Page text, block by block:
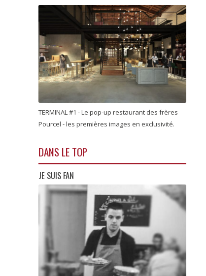
TERMINAL #1 - Le pop-up restaurant des frères
Pourcel - les premières images en exclusivité.
DANS LE TOP
JE SUIS FAN